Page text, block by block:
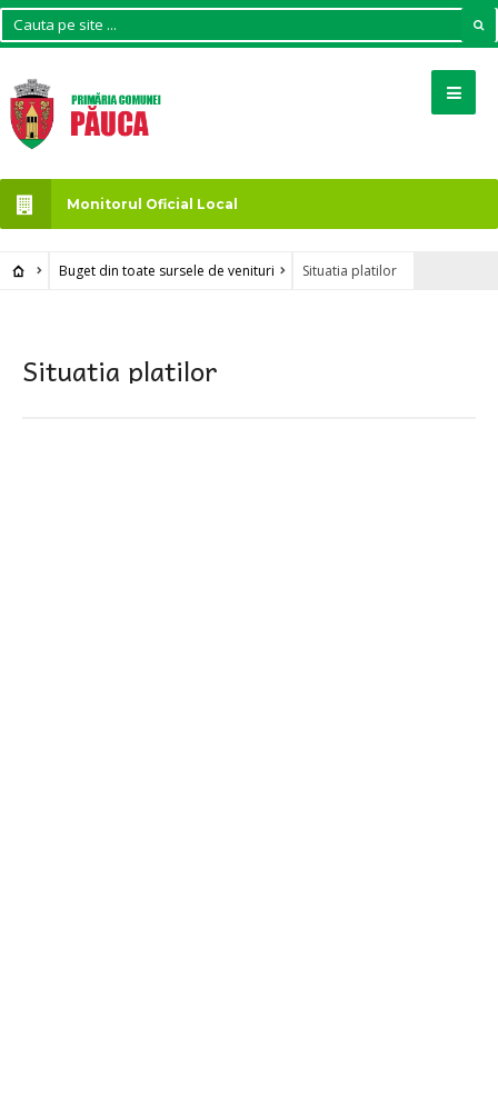
Monitorul Oficial Local
Buget din toate sursele de venituri Situatia platilor
Situatia platilor